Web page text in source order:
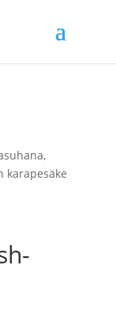
karapesäke